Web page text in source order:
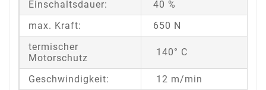
Einschaltsdauer:
40 %
max. Kraft:
650 N
termischer
Motorschutz
140° C
Geschwindigkeit:
12 m/min